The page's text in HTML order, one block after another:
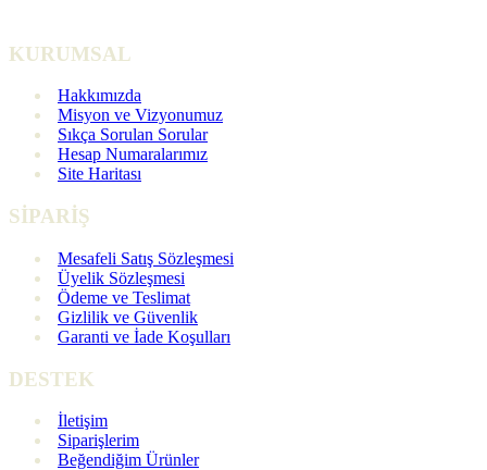
KURUMSAL
Hakkımızda
Misyon ve Vizyonumuz
Sıkça Sorulan Sorular
Hesap Numaralarımız
Site Haritası
SİPARİŞ
Mesafeli Satış Sözleşmesi
Üyelik Sözleşmesi
Ödeme ve Teslimat
Gizlilik ve Güvenlik
Garanti ve İade Koşulları
DESTEK
İletişim
Siparişlerim
Beğendiğim Ürünler